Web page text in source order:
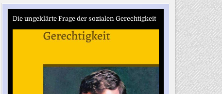
Die ungeklärte Frage der sozialen Gerechtigkeit